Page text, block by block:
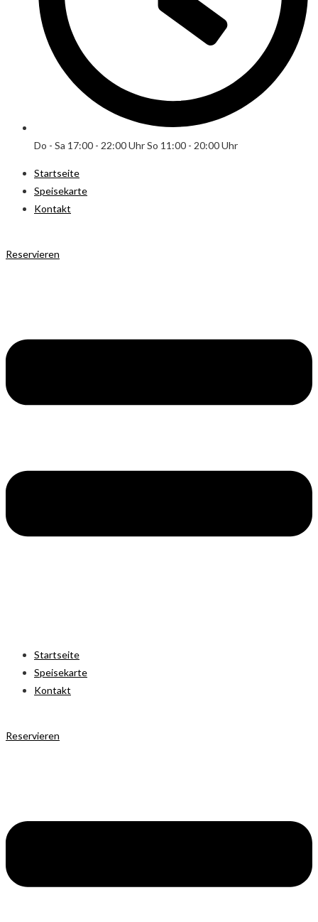
Do - Sa 17:00 - 22:00 Uhr So 11:00 - 20:00 Uhr
Startseite
Speisekarte
Kontakt
Reservieren
Startseite
Speisekarte
Kontakt
Reservieren